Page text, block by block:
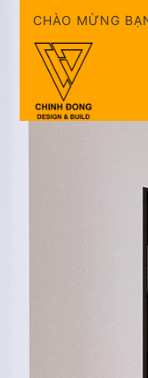
content
CHÀO MỪNG